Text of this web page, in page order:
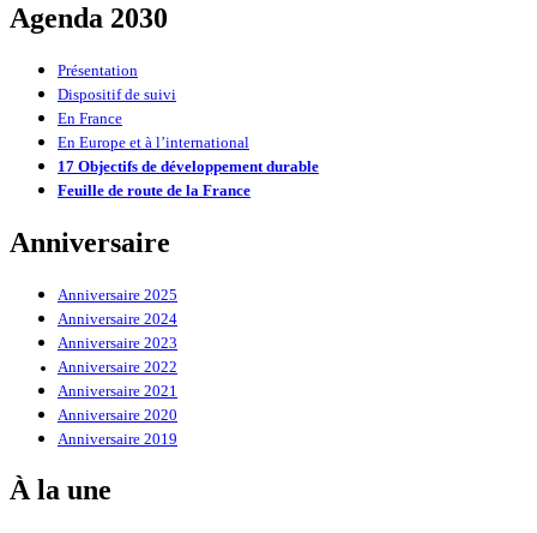
Agenda 2030
Présentation
Dispositif de suivi
En France
En Europe et à l’international
17 Objectifs de développement durable
Feuille de route de la France
Anniversaire
Anniversaire 2025
Anniversaire 2024
Anniversaire 2023
Anniversaire 2022
Anniversaire 2021
Anniversaire 2020
Anniversaire 2019
À la une